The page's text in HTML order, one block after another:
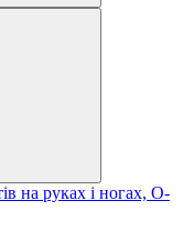
на руках і ногах, О-